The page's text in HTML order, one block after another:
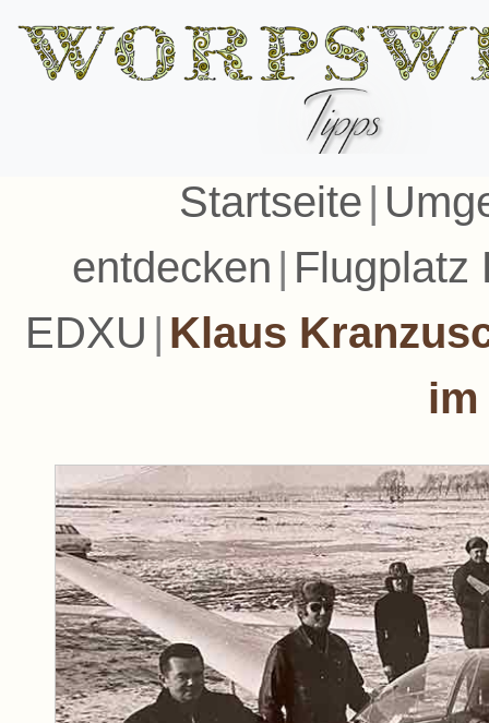
Startseite |
entdecken | Flugplatz
EDXU | Klaus
im